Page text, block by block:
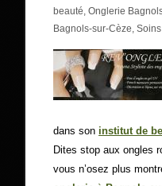
beauté,Onglerie
Bagnols-sur-Cèze,
dans son institut de
Dites stop aux ongles
vous n’osez plus